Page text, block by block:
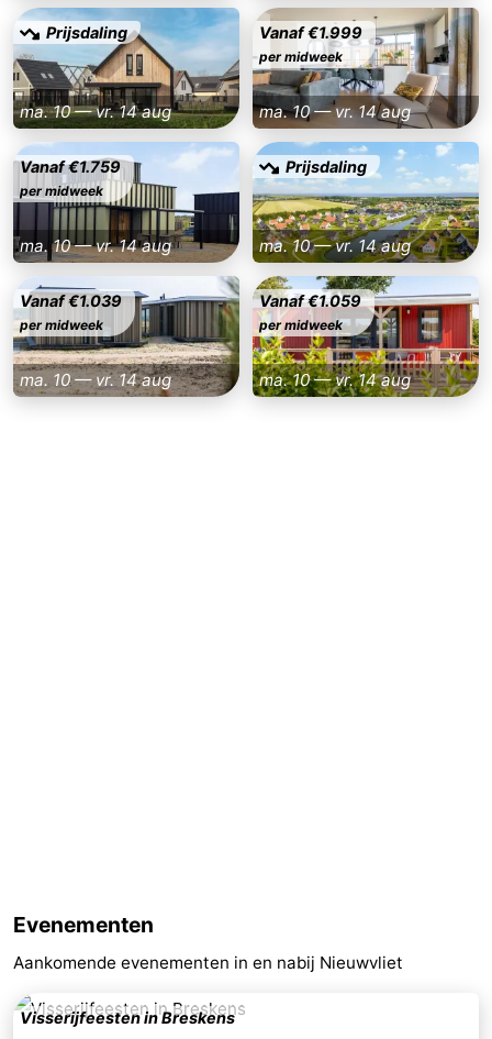
Natuur
Het
Zwin
West-
Vlaanderen
-
Brugge
Gent
De
Kust
-
Knokke-
Heist
-
Zeebrugge
-
Blankenberge
-
Prijsdaling
ma. 10 — vr. 14 aug
Vanaf €1.999
per midweek
ma. 10 — vr. 14 aug
Vanaf €1.759
per midweek
ma. 10 — vr. 14 aug
Prijsdaling
ma. 10 — vr. 14 aug
Vanaf €1.039
per midweek
ma. 10 — vr. 14 aug
Vanaf €1.059
per midweek
ma. 10 — vr. 14 aug
Evenementen
Aankomende evenementen in en nabij Nieuwvliet
Visserijfeesten in Breskens